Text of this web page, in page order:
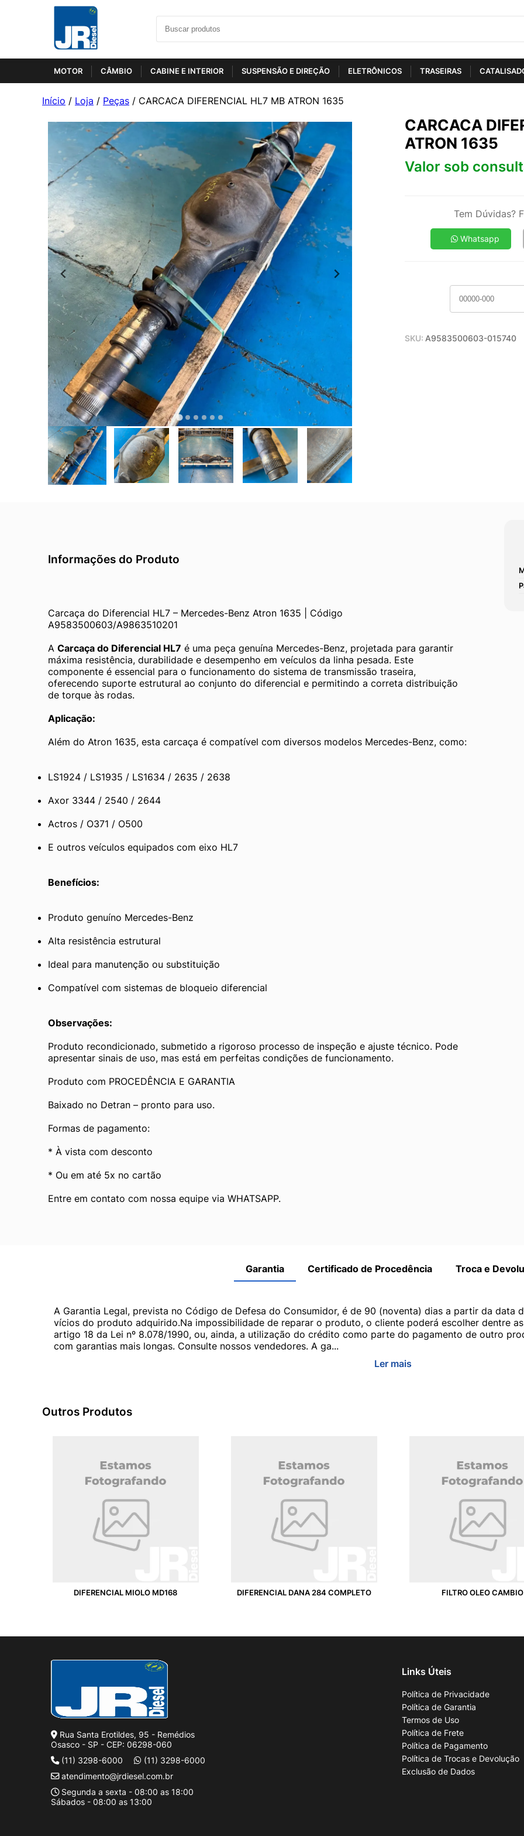
MOTOR CÂMBIO CABINE E INTERIOR SUSPENSÃO E DIREÇÃO ELETRÔNICOS TRASEIRAS
Início / Loja / Peças / CARCACA DIFERENCIAL HL7 MB ATRON 1635
CARCACA
ATRON 1635
Valor sob
Tem Dúvidas?
Whatsapp
SKU: A9583500603-015740
Informações do Produto
Carcaça do Diferencial HL7 – Mercedes-Benz Atron 1635 | Código
A9583500603/A9863510201
A Carcaça do Diferencial HL7 é uma peça genuína Mercedes-Benz, projetada para garantir
máxima resistência, durabilidade e desempenho em veículos da linha pesada. Este
componente é essencial para o funcionamento do sistema de transmissão traseira,
oferecendo suporte estrutural ao conjunto do diferencial e permitindo a correta distribuição
de torque às rodas.
Aplicação:
Além do Atron 1635, esta carcaça é compatível com diversos modelos Mercedes-Benz, como:
LS1924 / LS1935 / LS1634 / 2635 / 2638
Axor 3344 / 2540 / 2644
Actros / O371 / O500
E outros veículos equipados com eixo HL7
Benefícios:
Produto genuíno Mercedes-Benz
Alta resistência estrutural
Ideal para manutenção ou substituição
Compatível com sistemas de bloqueio diferencial
Observações:
Produto recondicionado, submetido a rigoroso processo de inspeção e ajuste técnico. Pode
apresentar sinais de uso, mas está em perfeitas condições de funcionamento.
Produto com PROCEDÊNCIA E GARANTIA
Baixado no Detran – pronto para uso.
Formas de pagamento:
* À vista com desconto
* Ou em até 5x no cartão
Entre em contato com nossa equipe via WHATSAPP.
Garantia Certificado de Procedência Troca e
A Garantia Legal, prevista no Código de Defesa do Consumidor, é de 90 (noventa) dias a partir da
vícios do produto adquirido.Na impossibilidade de reparar o produto, o cliente poderá escolher dentre
artigo 18 da Lei nº 8.078/1990, ou, ainda, a utilização do crédito como parte do pagamento de outro
com garantias mais longas. Consulte nossos vendedores. A ga...
Ler mais
Outros Produtos
DIFERENCIAL MIOLO MD168 DIFERENCIAL DANA 284 COMPLETO FILTRO OLEO CAMBIO
Rua Santa Erotildes, 95 - Remédios
Osasco - SP - CEP: 06298-060
(11) 3298-6000
(11) 3298-6000
atendimento@jrdiesel.com.br
Segunda a sexta - 08:00 as 18:00
Sábados - 08:00 as 13:00
Links Úteis
Política de Privacidade
Política de Garantia
Termos de Uso
Política de Frete
Política de Pagamento
Política de Trocas e Devolução
Exclusão de Dados